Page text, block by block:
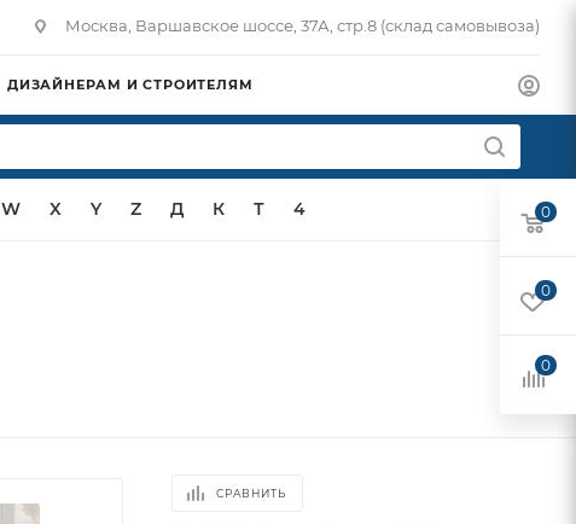
Москва, Варшавское шоссе, 37А, стр.8 (склад самовывоза)
ДИЗАЙНЕРАМ И СТРОИТЕЛЯМ
W X Y Z Д К Т 4
СРАВНИТЬ
0
0
0